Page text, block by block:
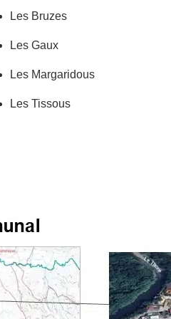
Les Bruzes
Les Gaux
Les Margaridous
Les Tissous